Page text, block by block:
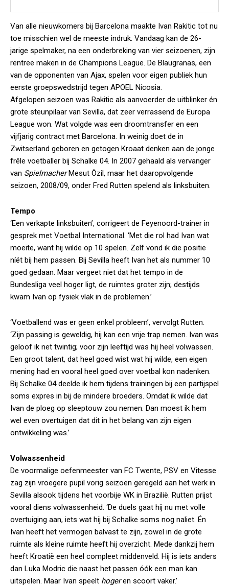
Van alle nieuwkomers bij Barcelona maakte Ivan Rakitic tot nu
toe misschien wel de meeste indruk. Vandaag kan de 26-
jarige spelmaker, na een onderbreking van vier seizoenen, zijn
rentree maken in de Champions League. De Blaugranas, een
van de opponenten van Ajax, spelen voor eigen publiek hun
eerste groepswedstrijd tegen APOEL Nicosia.
Afgelopen seizoen was Rakitic als aanvoerder de uitblinker én
grote steunpilaar van Sevilla, dat zeer verrassend de Europa
League won. Wat volgde was een droomtransfer en een
vijfjarig contract met Barcelona. In weinig doet de in
Zwitserland geboren en getogen Kroaat denken aan de jonge
frêle voetballer bij Schalke 04. In 2007 gehaald als vervanger
van SpielmacherMesut Özil, maar het daaropvolgende
seizoen, 2008/09, onder Fred Rutten spelend als linksbuiten.
Tempo
‘Een verkapte linksbuiten’, corrigeert de Feyenoord-trainer in
gesprek met Voetbal International. ‘Met die rol had Ivan wat
moeite, want hij wilde op 10 spelen. Zelf vond ik die positie
níét bij hem passen. Bij Sevilla heeft Ivan het als nummer 10
goed gedaan. Maar vergeet niet dat het tempo in de
Bundesliga veel hoger ligt, de ruimtes groter zijn; destijds
kwam Ivan op fysiek vlak in de problemen.’
‘Voetballend was er geen enkel probleem’, vervolgt Rutten.
‘Zijn passing is geweldig, hij kan een vrije trap nemen. Ivan was
geloof ik net twintig; voor zijn leeftijd was hij heel volwassen.
Een groot talent, dat heel goed wist wat hij wilde, een eigen
mening had en vooral heel goed over voetbal kon nadenken.
Bij Schalke 04 deelde ik hem tijdens trainingen bij een partijspel
soms expres in bij de mindere broeders. Omdat ik wilde dat
Ivan de ploeg op sleeptouw zou nemen. Dan moest ik hem
wel even overtuigen dat dit in het belang van zijn eigen
ontwikkeling was.’
Volwassenheid
De voormalige oefenmeester van FC Twente, PSV en Vitesse
zag zijn vroegere pupil vorig seizoen geregeld aan het werk in
Sevilla alsook tijdens het voorbije WK in Brazilië. Rutten prijst
vooral diens volwassenheid. ‘De duels gaat hij nu met volle
overtuiging aan, iets wat hij bij Schalke soms nog naliet. Én
Ivan heeft het vermogen balvast te zijn, zowel in de grote
ruimte als kleine ruimte heeft hij overzicht. Mede dankzij hem
heeft Kroatië een heel compleet middenveld. Hij is iets anders
dan Luka Modric die naast het passen óók een man kan
uitspelen. Maar Ivan speelt hogeren scoort vaker.’